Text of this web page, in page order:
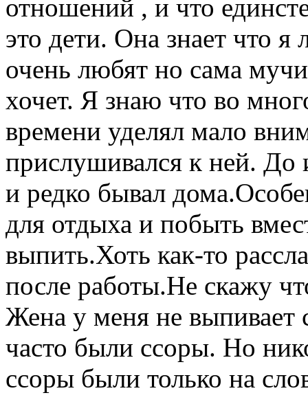
отношений , и что
это дети. Она знает что
очень любят но сама
хочет. Я знаю что во
времени уделял мало
прислушивался к ней. До
и редко бывал
для отдыха и побыть
выпить.Хоть как-то
после работы.Не скажу
Жена у меня не выпивает
часто были ссоры. Но
ссоры были только на